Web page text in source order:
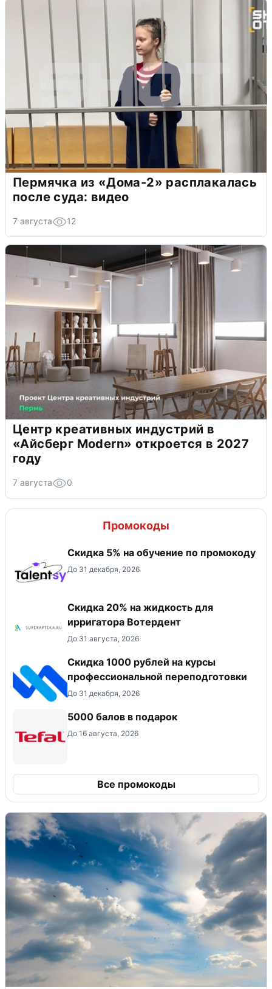
Пермячка из «Дома-2» расплакалась
после суда: видео
7 августа 12
Центр креативных индустрий в
«Айсберг Modern» откроется в 2027
году
7 августа 0
Промокоды
Скидка 5% на обучение по промокоду
До 31 декабря, 2026
Скидка 20% на жидкость для
ирригатора Вотердент
До 31 августа, 2026
Скидка 1000 рублей на курсы
профессиональной переподготовки
До 31 декабря, 2026
5000 балов в подарок
До 16 августа, 2026
Все промокоды